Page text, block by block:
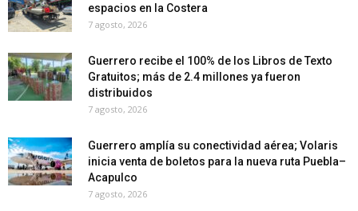
espacios en la Costera
7 agosto, 2026
Guerrero recibe el 100% de los Libros de Texto
Gratuitos; más de 2.4 millones ya fueron
distribuidos
7 agosto, 2026
Guerrero amplía su conectividad aérea; Volaris
inicia venta de boletos para la nueva ruta Puebla–
Acapulco
7 agosto, 2026